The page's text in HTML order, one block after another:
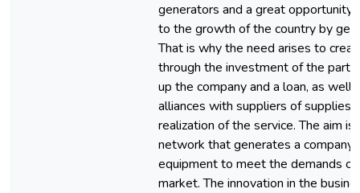
generators and a great opportunity
to the growth of the country by
That is why the need arises to
through the investment of the
up the company and a loan, as well
alliances with suppliers of supplies
realization of the service. The aim
network that generates a company
equipment to meet the demands
market. The innovation in the